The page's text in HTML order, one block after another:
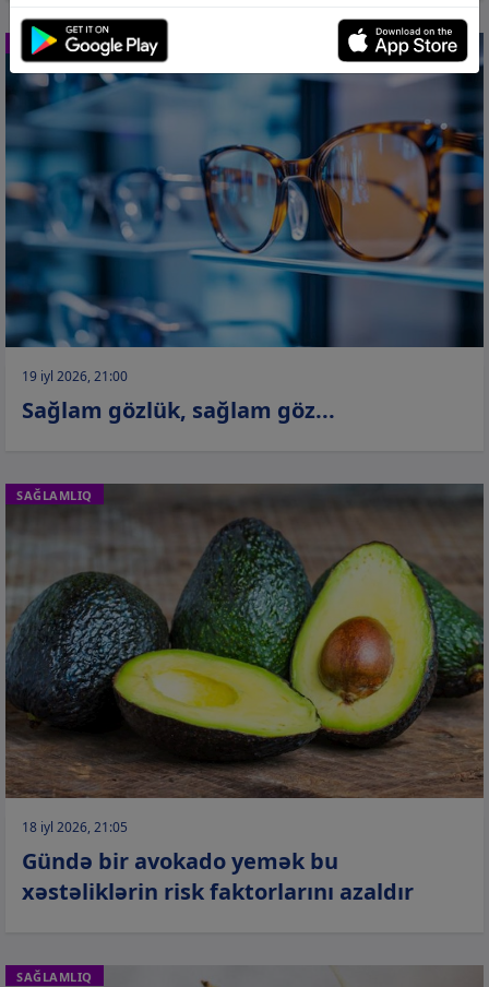
SAĞLAMLIQ
19 iyl 2026, 21:00
Sağlam gözlük, sağlam göz...
SAĞLAMLIQ
18 iyl 2026, 21:05
Gündə bir avokado yemək bu
xəstəliklərin risk faktorlarını azaldır
SAĞLAMLIQ